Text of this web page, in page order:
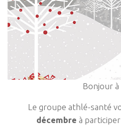
Bonjour à
Le groupe athlé-santé
décembre à